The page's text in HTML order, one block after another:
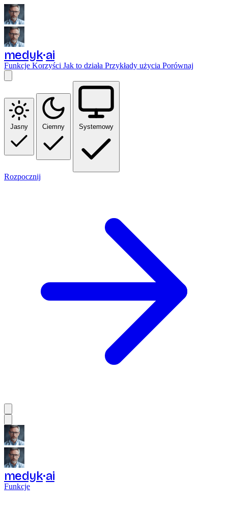
medyk ai
Funkcje Korzyści Jak to działa Przykłady użycia Porównaj
Jasny Ciemny Systemowy
Rozpocznij
medyk ai
Funkcje